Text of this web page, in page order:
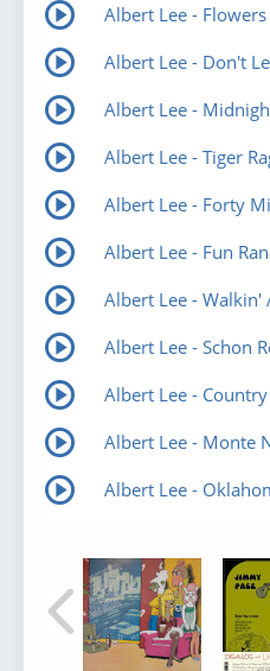
Albert Lee -
Albert Lee - Don't
Albert Lee -
Albert Lee - Tiger
Albert Lee - Forty
Albert Lee - Fun
Albert Lee -
Albert Lee - Schon
Albert Lee -
Albert Lee - Monte
Albert Lee -